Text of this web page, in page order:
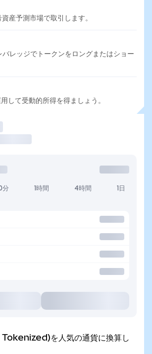
産予測市場で取引します。
レッジでトークンをロングまたはショー
して受動的所得を得ましょう。
分 1時間 4時間 1日
を人気の通貨に換算し